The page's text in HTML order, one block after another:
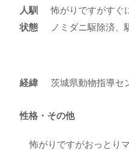
人馴
怖がりですがすぐ
状態
ノミダニ駆除済
​経緯 茨城県動物指導セ
性格・その他
怖がりですがおっとり